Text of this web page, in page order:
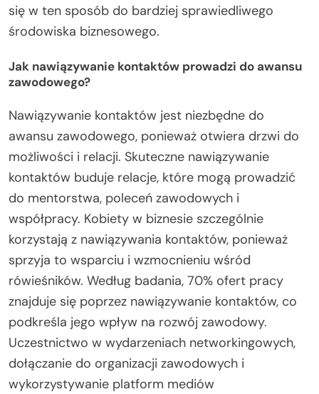
się w ten sposób do bardziej sprawiedliwego
środowiska biznesowego.
Jak nawiązywanie kontaktów prowadzi do awansu
zawodowego?
Nawiązywanie kontaktów jest niezbędne do
awansu zawodowego, ponieważ otwiera drzwi do
możliwości i relacji. Skuteczne nawiązywanie
kontaktów buduje relacje, które mogą prowadzić
do mentorstwa, poleceń zawodowych i
współpracy. Kobiety w biznesie szczególnie
korzystają z nawiązywania kontaktów, ponieważ
sprzyja to wsparciu i wzmocnieniu wśród
rówieśników. Według badania, 70% ofert pracy
znajduje się poprzez nawiązywanie kontaktów, co
podkreśla jego wpływ na rozwój zawodowy.
Uczestnictwo w wydarzeniach networkingowych,
dołączanie do organizacji zawodowych i
wykorzystywanie platform mediów